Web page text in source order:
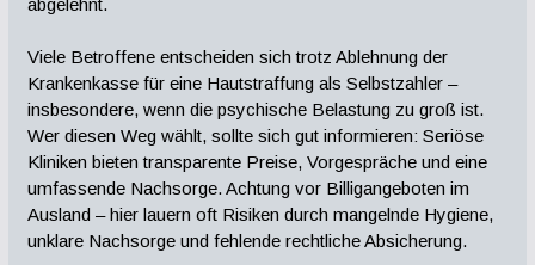
abgelehnt.
Viele Betroffene entscheiden sich trotz Ablehnung der
Krankenkasse für eine Hautstraffung als Selbstzahler –
insbesondere, wenn die psychische Belastung zu groß ist.
Wer diesen Weg wählt, sollte sich gut informieren: Seriöse
Kliniken bieten transparente Preise, Vorgespräche und eine
umfassende Nachsorge. Achtung vor Billigangeboten im
Ausland – hier lauern oft Risiken durch mangelnde Hygiene,
unklare Nachsorge und fehlende rechtliche Absicherung.